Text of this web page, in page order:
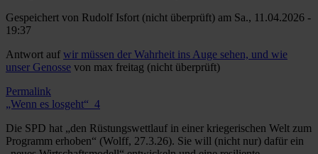
Gespeichert von Rudolf Isfort (nicht überprüft) am Sa., 11.04.2026 -
19:37
Antwort auf wir müssen der Wahrheit ins Auge sehen, und wie
unser Genosse von max freitag (nicht überprüft)
Permalink
„Wenn es losgeht“_4
Die SPD hat „den Rüstungswettlauf in einer kriegerischen Welt zum
Programm erhoben“ (Wolff, 27.3.26). Sie will (nicht nur) dafür ein